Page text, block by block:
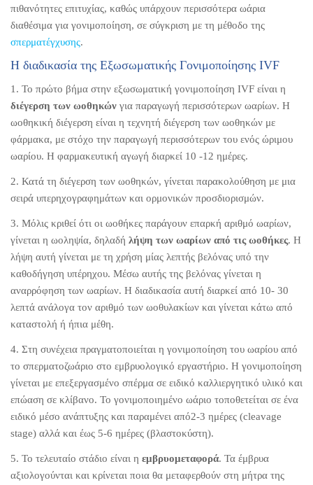
πιθανότητες επιτυχίας, καθώς υπάρχουν περισσότερα ωάρια
διαθέσιμα για γονιμοποίηση, σε σύγκριση με τη μέθοδο της
σπερματέγχυσης.
Η διαδικασία της Εξωσωματικής Γονιμοποίησης IVF
1. Το πρώτο βήμα στην εξωσωματική γονιμοποίηση IVF είναι η
διέγερση των ωοθηκών για παραγωγή περισσότερων ωαρίων. Η
ωοθηκική διέγερση είναι η τεχνητή διέγερση των ωοθηκών με
φάρμακα, με στόχο την παραγωγή περισσότερων του ενός ώριμου
ωαρίου. Η φαρμακευτική αγωγή διαρκεί 10 -12 ημέρες.
2. Κατά τη διέγερση των ωοθηκών, γίνεται παρακολούθηση με μια
σειρά υπερηχογραφημάτων και ορμονικών προσδιορισμών.
3. Μόλις κριθεί ότι οι ωοθήκες παράγουν επαρκή αριθμό ωαρίων,
γίνεται η ωοληψία, δηλαδή λήψη των ωαρίων από τις ωοθήκες. Η
λήψη αυτή γίνεται με τη χρήση μίας λεπτής βελόνας υπό την
καθοδήγηση υπέρηχου. Μέσω αυτής της βελόνας γίνεται η
αναρρόφηση των ωαρίων. Η διαδικασία αυτή διαρκεί από 10- 30
λεπτά ανάλογα τον αριθμό των ωοθυλακίων και γίνεται κάτω από
καταστολή ή ήπια μέθη.
4. Στη συνέχεια πραγματοποιείται η γονιμοποίηση του ωαρίου από
το σπερματοζωάριο στο εμβρυολογικό εργαστήριο. Η γονιμοποίηση
γίνεται με επεξεργασμένο σπέρμα σε ειδικό καλλιεργητικό υλικό και
επώαση σε κλίβανο. Το γονιμοποιημένο ωάριο τοποθετείται σε ένα
ειδικό μέσο ανάπτυξης και παραμένει από2-3 ημέρες (cleavage
stage) αλλά και έως 5-6 ημέρες (βλαστοκύστη).
5. Το τελευταίο στάδιο είναι η εμβρυομεταφορά. Τα έμβρυα
αξιολογούνται και κρίνεται ποια θα μεταφερθούν στη μήτρα της